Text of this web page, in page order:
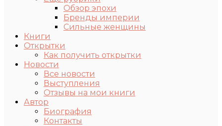
Обзор эпохи
Бренды империи
Сильные женщины
Книги
Открытки
Как получить открытки
Новости
Все новости
Выступления
Отзывы на мои книги
Автор
Биография
Контакты